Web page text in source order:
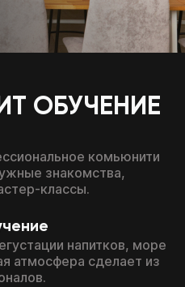
ОБУЧЕНИЕ
комьюнити
знакомства,
классы.
напитков, море
атмосфера сделает из